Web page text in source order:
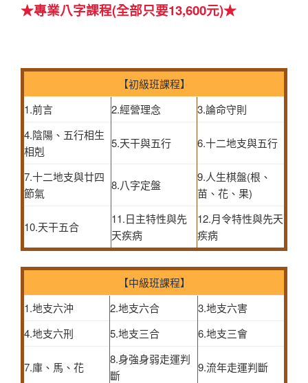
★專業八字課程(全部只要13,600元)★
【初級班課程】
1.前言
2.經營理念
3.論命守則
4.陰陽、五行相生
相剋
5.天干與五行 6.十二地支與五行
7.十二地支與廿四
節氣
8.八字定盤
9.人生棋盤(根、
苗、花、果)
10.天干五合
11.日主特性與先
天疾病
12.月令特性與先天
疾病
【中級班課程】
1.地支六沖
2.地支六合
3.地支六害
4.地支六刑
5.地支三合 6.地支三會
7.庫、馬、花
8.身強身弱走運判
斷
9.流年走運判斷